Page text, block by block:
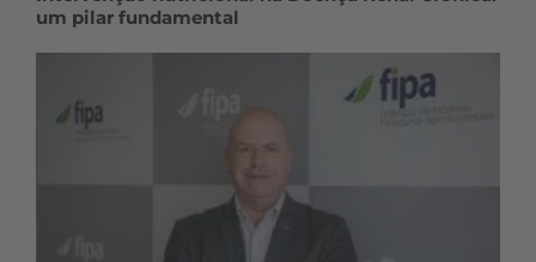
um pilar fundamental